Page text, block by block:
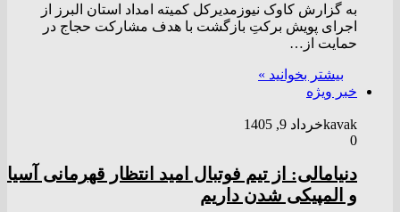
به گزارش کاوک نیوزمدیرکل کمیته امداد استان البرز از
اجرای پویش برکتِ بازگشت با هدف مشارکت حجاج در
حمایت از…
بیشتر بخوانید »
خبر ویژه
kavakخرداد 9, 1405
0
دنیامالی: از تیم فوتبال امید انتظار قهرمانی آسیا
و المپیکی شدن داریم